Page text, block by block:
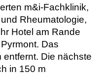
m&i-Fachklinik,
Rheumatologie,
Hotel am Rande
Das
entfernt. Die nächste
in 150 m